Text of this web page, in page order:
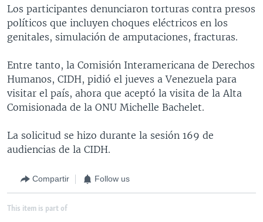
Los participantes denunciaron torturas contra presos
políticos que incluyen choques eléctricos en los
genitales, simulación de amputaciones, fracturas.
Entre tanto, la Comisión Interamericana de Derechos
Humanos, CIDH, pidió el jueves a Venezuela para
visitar el país, ahora que aceptó la visita de la Alta
Comisionada de la ONU Michelle Bachelet.
La solicitud se hizo durante la sesión 169 de
audiencias de la CIDH.
Compartir Follow us
This item is part of